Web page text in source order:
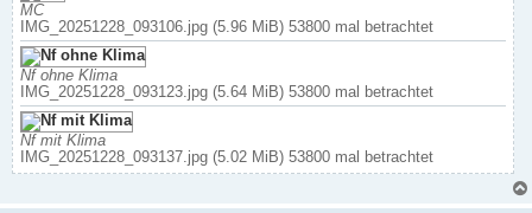
MC
IMG_20251228_093106.jpg (5.96 MiB) 53800 mal betrachtet
Nf ohne Klima
IMG_20251228_093123.jpg (5.64 MiB) 53800 mal betrachtet
Nf mit Klima
IMG_20251228_093137.jpg (5.02 MiB) 53800 mal betrachtet